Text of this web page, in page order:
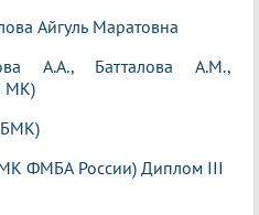
Айгуль Маратовна
А.А., Батталова А.М.,
МК)
ФМБА России) Диплом III